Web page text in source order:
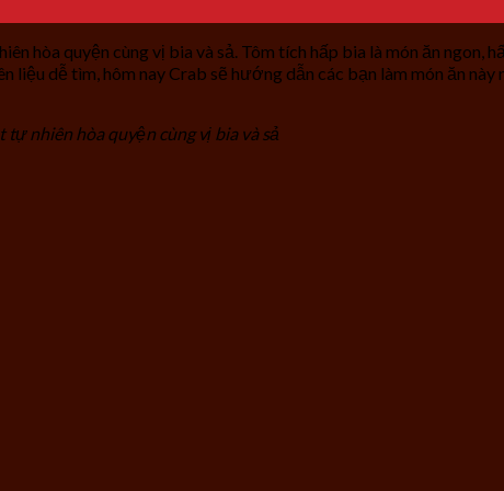
hòa quyện cùng vị bia và sả. Tôm tích hấp bia là món ăn ngon,
liệu dễ tìm, hôm nay Crab sẽ hướng dẫn các bạn làm món ăn này
nhiên hòa quyện cùng vị bia và sả